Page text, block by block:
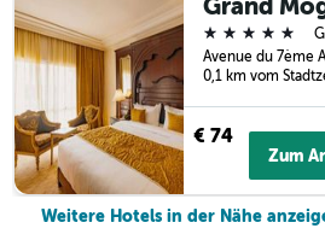
5 Sterne
0,1 km vom
€ 74
Zum
Weitere Hotels in der Nähe